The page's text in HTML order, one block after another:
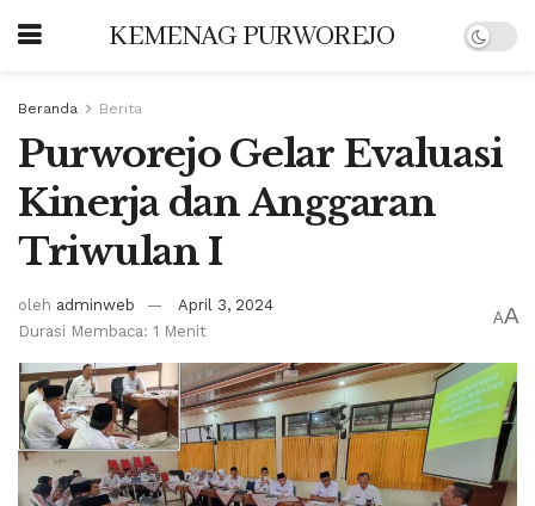
KEMENAG PURWOREJO
Beranda Berita
Purworejo Gelar Evaluasi
Kinerja dan Anggaran
Triwulan I
oleh adminweb
April 3, 2024
Durasi Membaca: 1 Menit
AA